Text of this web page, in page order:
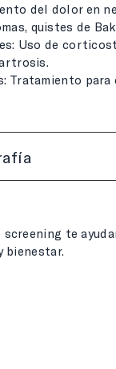
del dolor en
quistes de
Uso de
Tratamiento
te
bienestar.